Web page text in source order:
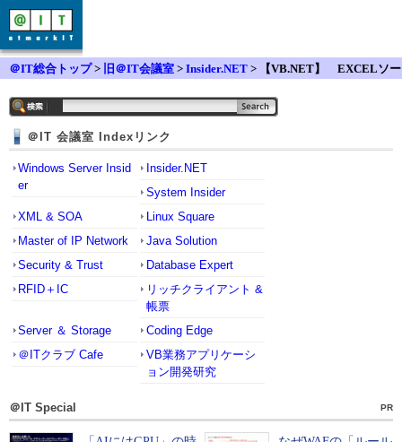
＠IT総合トップ> 旧＠IT会議室 > Insider.NET > 【VB.NET】 EXCELソー
＠IT 会議室 Indexリンク
Windows Server Insid
er
Insider.NET
System Insider
XML & SOA
Linux Square
Master of IP Network
Java Solution
Security & Trust
Database Expert
RFID＋IC
リッチクライアント &
帳票
Server ＆ Storage
Coding Edge
＠ITクラブ Cafe
VB業務アプリケーシ
ョン開発研究
＠IT Special PR